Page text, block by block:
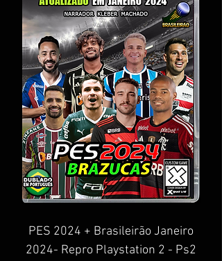
PES 2024 + Brasileirão Janeiro
2024- Repro Playstation 2 - Ps2